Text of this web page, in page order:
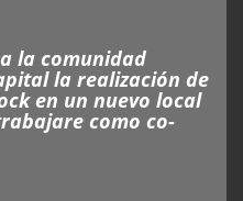
la comunidad
la realización de
en un nuevo local
como co-